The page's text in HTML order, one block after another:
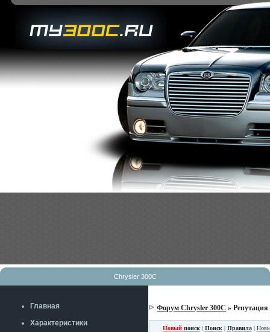
Chrysler 300C
Главная
Характеристики
Форум Chrysler 300C » Репутация
Новыйпоиск| Поиск| Правила|